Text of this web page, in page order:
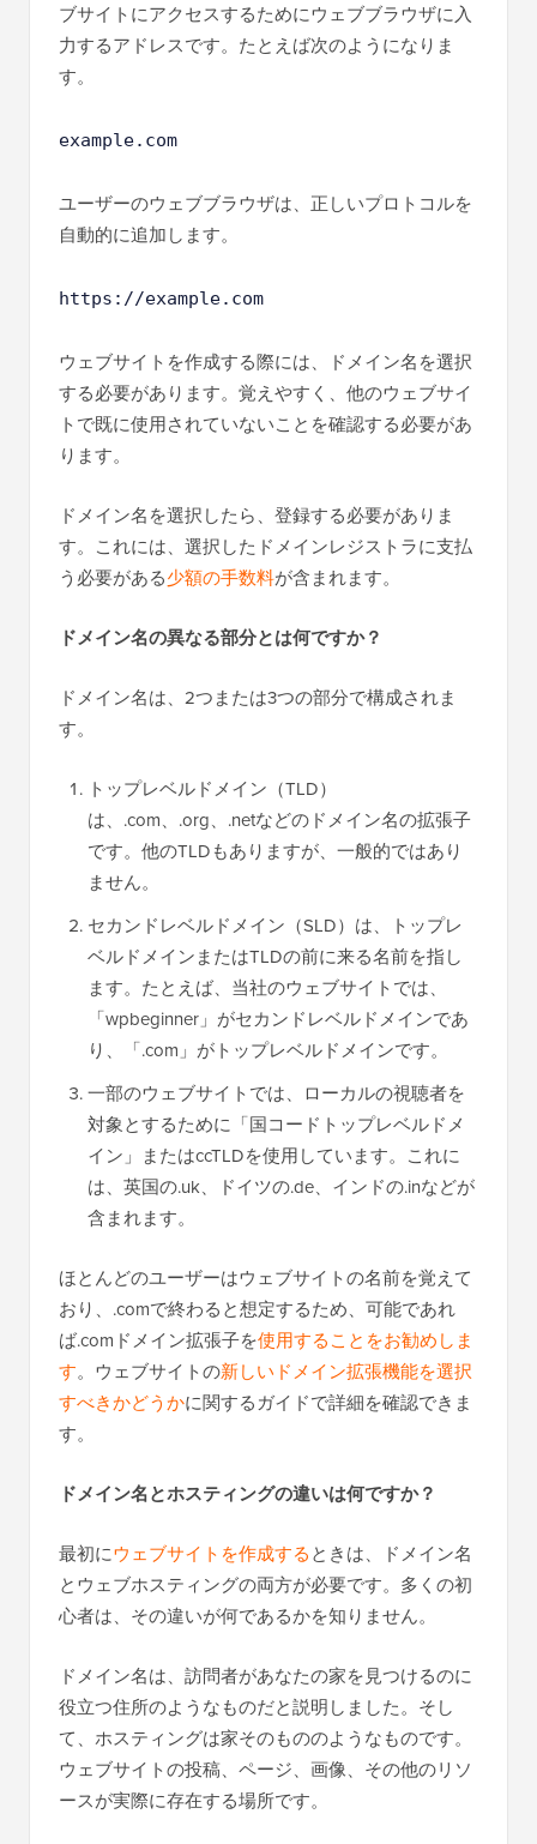
ブサイトにアクセスするためにウェブブラウザに入
力するアドレスです。たとえば次のようになりま
す。
example.com
ユーザーのウェブブラウザは、正しいプロトコルを
自動的に追加します。
https://example.com
ウェブサイトを作成する際には、ドメイン名を選択
する必要があります。覚えやすく、他のウェブサイ
トで既に使用されていないことを確認する必要があ
ります。
ドメイン名を選択したら、登録する必要がありま
す。これには、選択したドメインレジストラに支払
う必要がある少額の手数料が含まれます。
ドメイン名の異なる部分とは何ですか？
ドメイン名は、2つまたは3つの部分で構成されま
す。
トップレベルドメイン（TLD）
は、.com、.org、.netなどのドメイン名の拡張子
です。他のTLDもありますが、一般的ではあり
ません。
セカンドレベルドメイン（SLD）は、トップレ
ベルドメインまたはTLDの前に来る名前を指し
ます。たとえば、当社のウェブサイトでは、
「wpbeginner」がセカンドレベルドメインであ
り、「.com」がトップレベルドメインです。
一部のウェブサイトでは、ローカルの視聴者を
対象とするために「国コードトップレベルドメ
イン」またはccTLDを使用しています。これに
は、英国の.uk、ドイツの.de、インドの.inなどが
含まれます。
ほとんどのユーザーはウェブサイトの名前を覚えて
おり、.comで終わると想定するため、可能であれ
ば.comドメイン拡張子を使用することをお勧めしま
す。ウェブサイトの新しいドメイン拡張機能を選択
すべきかどうかに関するガイドで詳細を確認できま
す。
ドメイン名とホスティングの違いは何ですか？
最初にウェブサイトを作成するときは、ドメイン名
とウェブホスティングの両方が必要です。多くの初
心者は、その違いが何であるかを知りません。
ドメイン名は、訪問者があなたの家を見つけるのに
役立つ住所のようなものだと説明しました。そし
て、ホスティングは家そのもののようなものです。
ウェブサイトの投稿、ページ、画像、その他のリソ
ースが実際に存在する場所です。